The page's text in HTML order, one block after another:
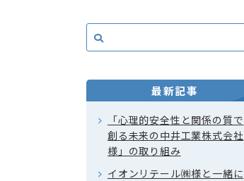
最新記事
「心理的安全性と関係の質で
創る未来の中井工業株式会社
様」の取り組み
イオンリテール㈱様と一緒に